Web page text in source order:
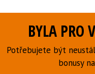
BYLA PRO
Potřebujete být
bonusy